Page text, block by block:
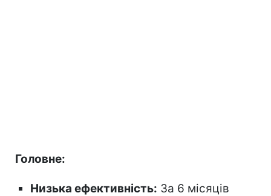
Головне:
Низька ефективність: За 6 місяців